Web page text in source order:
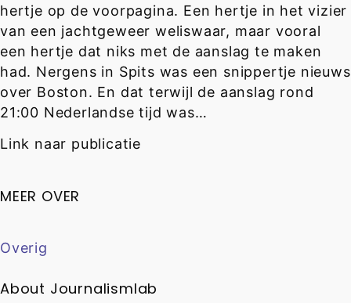
hertje op de voorpagina. Een hertje in het vizier
van een jachtgeweer weliswaar, maar vooral
een hertje dat niks met de aanslag te maken
had. Nergens in Spits was een snippertje nieuws
over Boston. En dat terwijl de aanslag rond
21:00 Nederlandse tijd was…
Link naar publicatie
MEER OVER
Overig
About Journalismlab